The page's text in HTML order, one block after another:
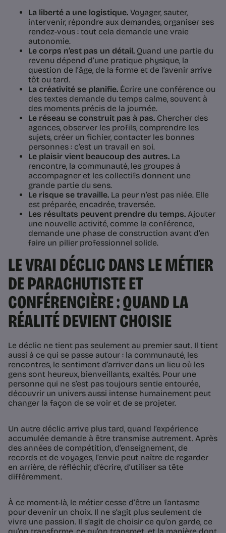
La liberté a une logistique. Voyager, sauter,
intervenir, répondre aux demandes, organiser ses
rendez-vous : tout cela demande une vraie
autonomie.
Le corps n’est pas un détail. Quand une partie du
revenu dépend d’une pratique physique, la
question de l’âge, de la forme et de l’avenir arrive
tôt ou tard.
La créativité se planifie. Écrire une conférence ou
des textes demande du temps calme, souvent à
des moments précis de la journée.
Le réseau se construit pas à pas. Chercher des
agences, observer les profils, comprendre les
sujets, créer un fichier, contacter les bonnes
personnes : c’est un travail en soi.
Le plaisir vient beaucoup des autres. La
rencontre, la communauté, les groupes à
accompagner et les collectifs donnent une
grande partie du sens.
Le risque se travaille. La peur n’est pas niée. Elle
est préparée, encadrée, traversée.
Les résultats peuvent prendre du temps. Ajouter
une nouvelle activité, comme la conférence,
demande une phase de construction avant d’en
faire un pilier professionnel solide.
LE VRAI DÉCLIC DANS LE MÉTIER
DE PARACHUTISTE ET
CONFÉRENCIÈRE : QUAND LA
RÉALITÉ DEVIENT CHOISIE
Le déclic ne tient pas seulement au premier saut. Il tient
aussi à ce qui se passe autour : la communauté, les
rencontres, le sentiment d’arriver dans un lieu où les
gens sont heureux, bienveillants, exaltés. Pour une
personne qui ne s’est pas toujours sentie entourée,
découvrir un univers aussi intense humainement peut
changer la façon de se voir et de se projeter.
Un autre déclic arrive plus tard, quand l’expérience
accumulée demande à être transmise autrement. Après
des années de compétition, d’enseignement, de
records et de voyages, l’envie peut naître de regarder
en arrière, de réfléchir, d’écrire, d’utiliser sa tête
différemment.
À ce moment-là, le métier cesse d’être un fantasme
pour devenir un choix. Il ne s’agit plus seulement de
vivre une passion. Il s’agit de choisir ce qu’on garde, ce